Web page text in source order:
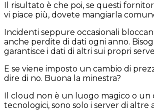
Il risultato è che poi, se questi
vi piace più, dovete mangiarla
Incidenti seppure occasionali
anche perdite di dati ogni anno.
garantisce i dati di altri sui propri
E se viene imposto un cambio di
dire di no. Buona la minestra?
Il cloud non è un luogo magico o
tecnologici, sono solo i server di